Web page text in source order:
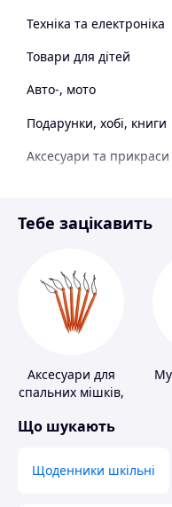
Техніка та електроніка
Товари для дітей
Авто-, мото
Подарунки, хобі, книги
Аксесуари та прикраси
Спорт і відпочинок
Тебе зацікавить
Аксесуари для
спальних мішків,
наметів
Що шукають
Щоденники шкільні